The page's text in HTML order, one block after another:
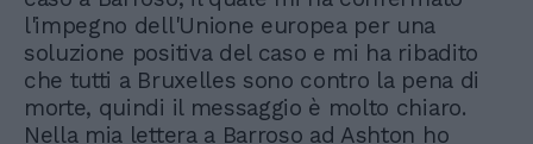
l'impegno dell'Unione europea per una
soluzione positiva del caso e mi ha ribadito
che tutti a Bruxelles sono contro la pena di
morte, quindi il messaggio è molto chiaro.
Nella mia lettera a Barroso ad Ashton ho